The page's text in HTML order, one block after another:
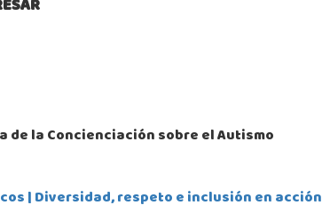
de la Concienciación sobre el Autismo
| Diversidad, respeto e inclusión en acción